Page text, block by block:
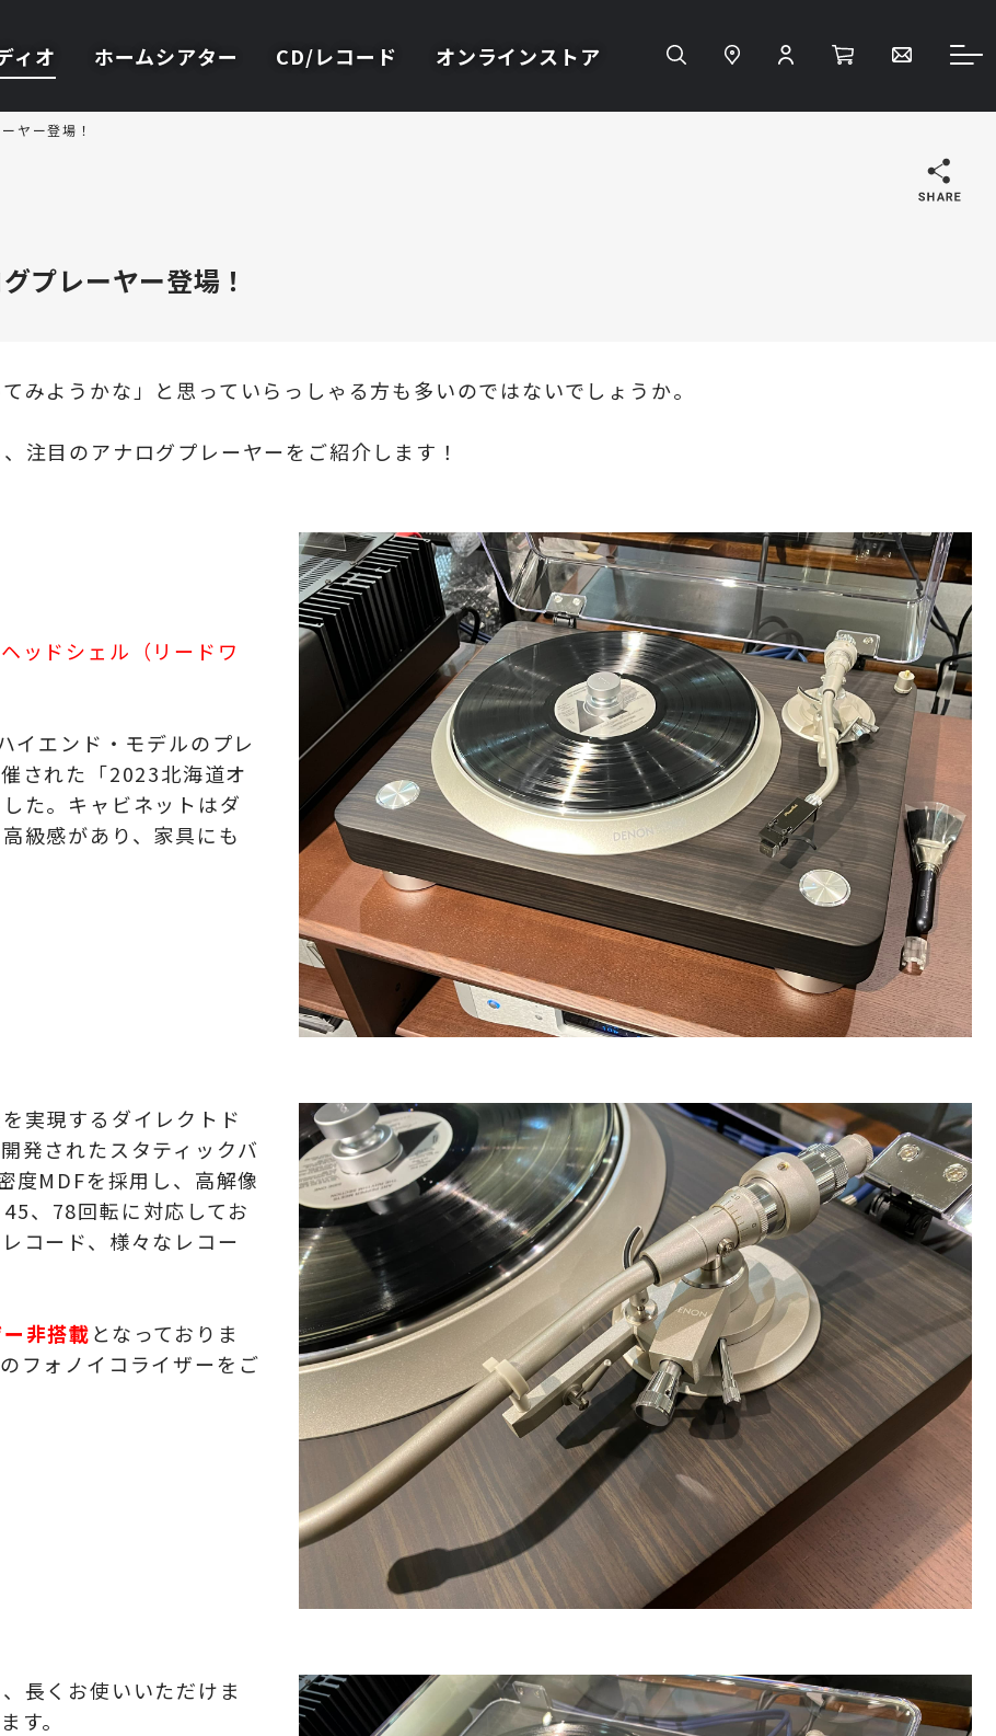
ィオ ホームシアター CD/レコード オンラインストア
ヤー登場！
プレーヤー登場！
みようかな」と思っていらっしゃる方も多いのではないでしょうか。
注目のアナログプレーヤーをご紹介します！
ッドシェル（リードワ
イエンド・モデルのプレ
された「2023北海道オ
た。 キャビネットはダ
級感があり、家具にも
実現するダイレクトド
発されたスタティックバ
度MDFを採用し、高解像
、78回転に対応してお
コード、様々なレコー
非搭載となっておりま
フォノイコライザーをご
長くお使いいただけま
す。